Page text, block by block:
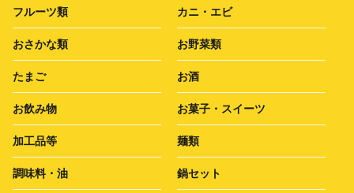
フルーツ類 カニ・エビ
おさかな類 お野菜類
たまご お酒
お飲み物 お菓子・スイーツ
加工品等 麺類
調味料・油 鍋セット